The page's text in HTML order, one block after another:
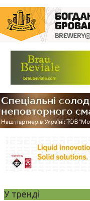
У тренді